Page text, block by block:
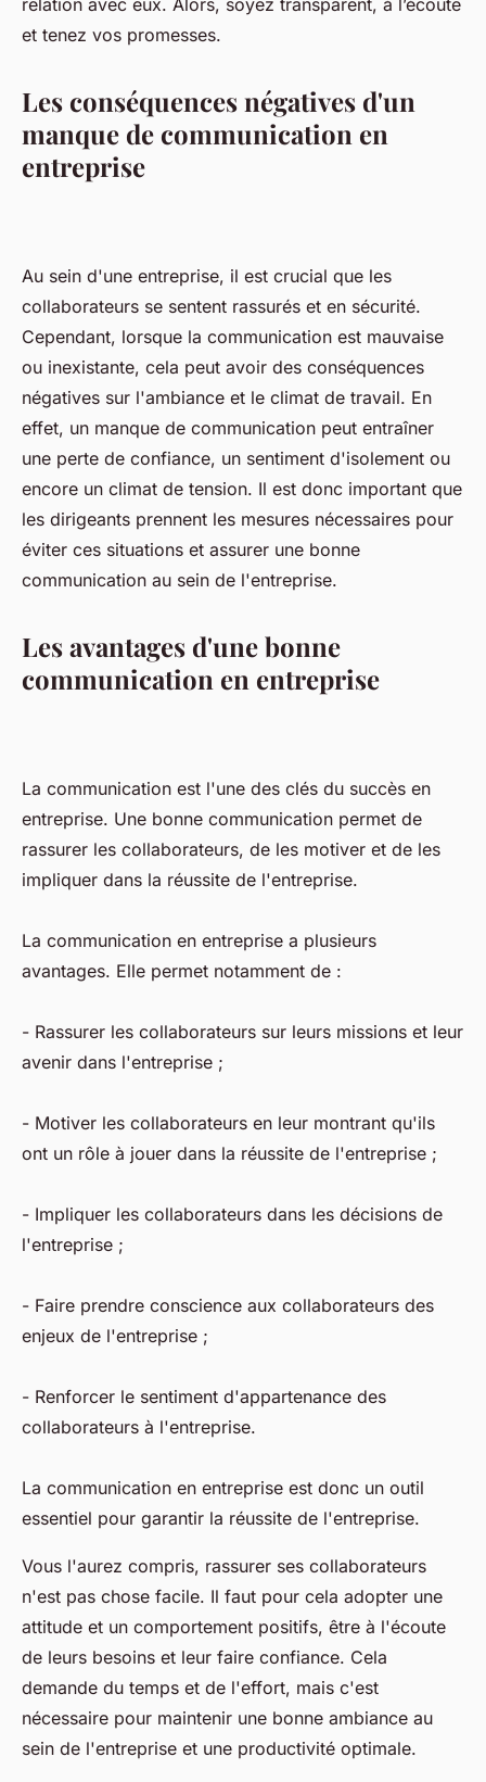
relation avec eux. Alors, soyez transparent, à l’écoute
et tenez vos promesses.
Les conséquences négatives d'un
manque de communication en
entreprise
Au sein d'une entreprise, il est crucial que les
collaborateurs se sentent rassurés et en sécurité.
Cependant, lorsque la communication est mauvaise
ou inexistante, cela peut avoir des conséquences
négatives sur l'ambiance et le climat de travail. En
effet, un manque de communication peut entraîner
une perte de confiance, un sentiment d'isolement ou
encore un climat de tension. Il est donc important que
les dirigeants prennent les mesures nécessaires pour
éviter ces situations et assurer une bonne
communication au sein de l'entreprise.
Les avantages d'une bonne
communication en entreprise
La communication est l'une des clés du succès en
entreprise. Une bonne communication permet de
rassurer les collaborateurs, de les motiver et de les
impliquer dans la réussite de l'entreprise.
La communication en entreprise a plusieurs
avantages. Elle permet notamment de :
- Rassurer les collaborateurs sur leurs missions et leur
avenir dans l'entreprise ;
- Motiver les collaborateurs en leur montrant qu'ils
ont un rôle à jouer dans la réussite de l'entreprise ;
- Impliquer les collaborateurs dans les décisions de
l'entreprise ;
- Faire prendre conscience aux collaborateurs des
enjeux de l'entreprise ;
- Renforcer le sentiment d'appartenance des
collaborateurs à l'entreprise.
La communication en entreprise est donc un outil
essentiel pour garantir la réussite de l'entreprise.
Vous l'aurez compris, rassurer ses collaborateurs
n'est pas chose facile. Il faut pour cela adopter une
attitude et un comportement positifs, être à l'écoute
de leurs besoins et leur faire confiance. Cela
demande du temps et de l'effort, mais c'est
nécessaire pour maintenir une bonne ambiance au
sein de l'entreprise et une productivité optimale.